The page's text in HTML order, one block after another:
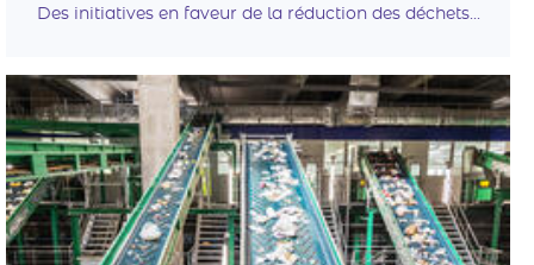
Des initiatives en faveur de la réduction des déchets...